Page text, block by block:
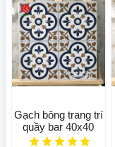
Gạch bông trang trí
quầy bar 40x40